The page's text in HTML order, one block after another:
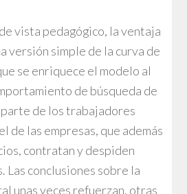
vista pedagógico, la ventaja
versión simple de la curva de
se enriquece el modelo al
de búsqueda de
de los trabajadores
de las empresas, que además
contratan y despiden
Las conclusiones sobre la
unas veces refuerzan, otras